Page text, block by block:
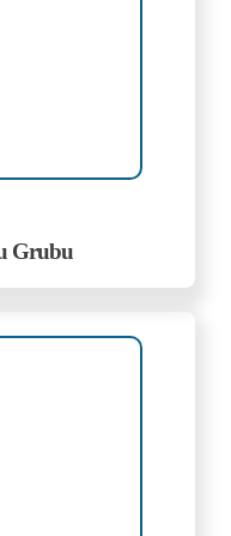
Grubu